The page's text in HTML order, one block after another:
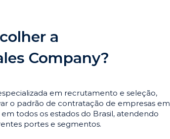
a
Company?
em recrutamento e seleção,
o padrão de contratação de empresas em
todos os estados do Brasil, atendendo
portes e segmentos.